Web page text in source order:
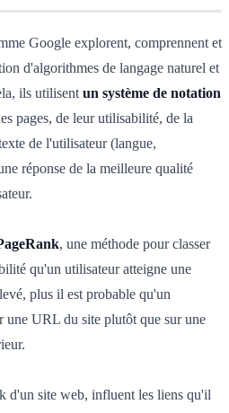
Google explorent, comprennent et
d'algorithmes de langage naturel et
ils utilisent un système de notation
pages, de leur utilisabilité, de la
de l'utilisateur (langue,
réponse de la meilleure qualité
, une méthode pour classer
qu'un utilisateur atteigne une
plus il est probable qu'un
une URL du site plutôt que sur une
d'un site web, influent les liens qu'il